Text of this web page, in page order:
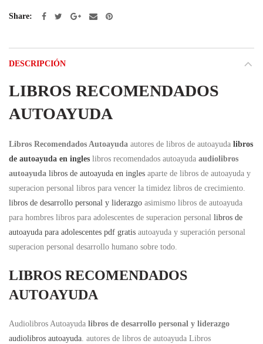
Share
DESCRIPCIÓN
LIBROS RECOMENDADOS
AUTOAYUDA
Libros Recomendados Autoayuda autores de libros de autoayuda libros
de autoayuda en ingles libros recomendados autoayuda audiolibros
autoayuda libros de autoayuda en ingles aparte de libros de autoayuda y
superacion personal libros para vencer la timidez libros de crecimiento.
libros de desarrollo personal y liderazgo asimismo libros de autoayuda
para hombres libros para adolescentes de superacion personal libros de
autoayuda para adolescentes pdf gratis autoayuda y superación personal
superacion personal desarrollo humano sobre todo.
LIBROS RECOMENDADOS
AUTOAYUDA
Audiolibros Autoayuda libros de desarrollo personal y liderazgo
audiolibros autoayuda. autores de libros de autoayuda Libros